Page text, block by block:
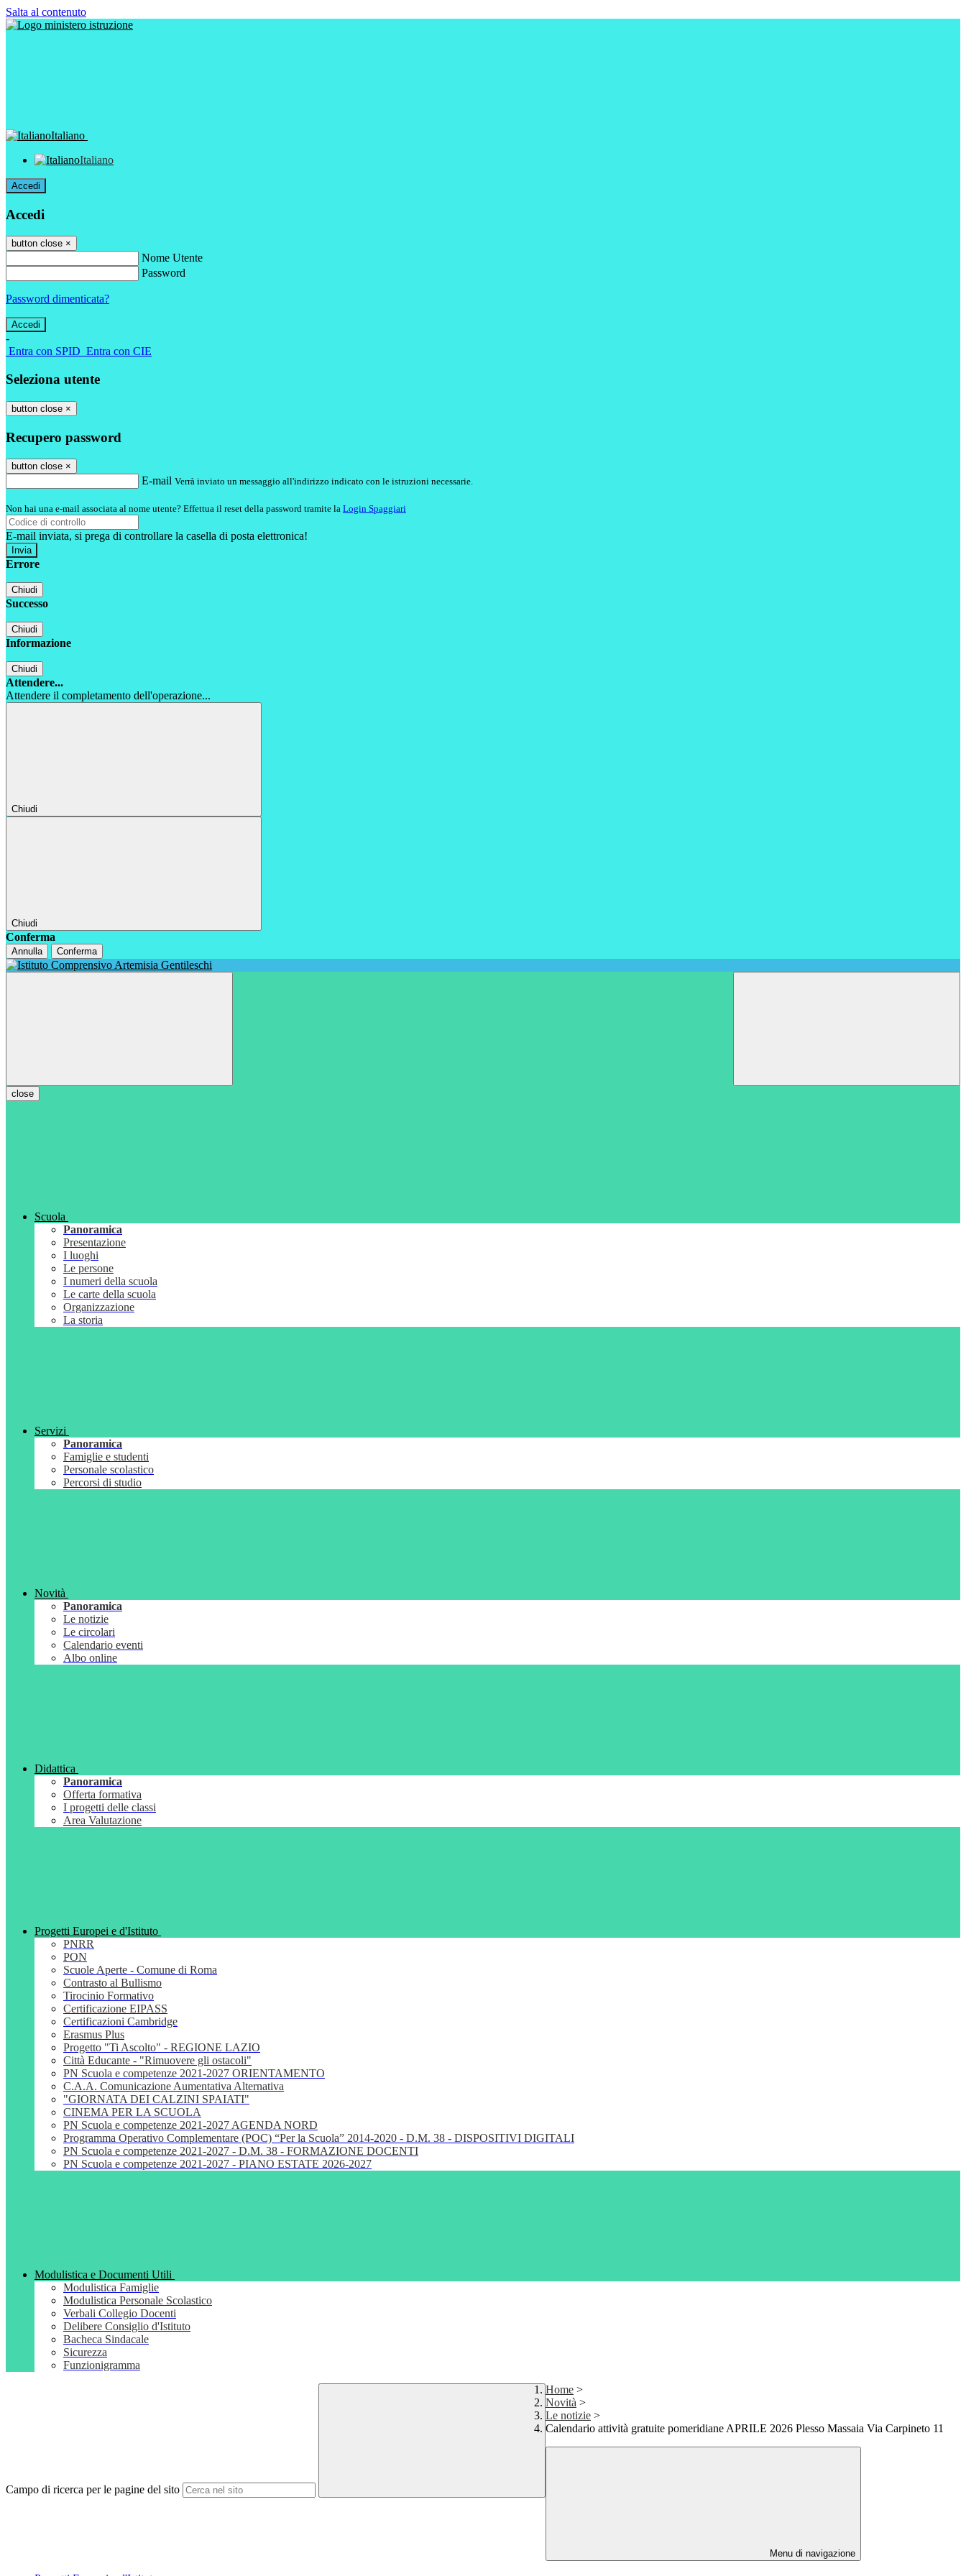
Salta al contenuto
Italiano
Italiano
Accedi
Accedi
button close ×
Nome Utente
Password
Password dimenticata?
-
Entra con SPID Entra con CIE
Seleziona utente
button close ×
Recupero password
button close ×
E-mail Verrà inviato un messaggio all'indirizzo indicato con le istruzioni necessarie.
Non hai una e-mail associata al nome utente? Effettua il reset della password tramite la Login Spaggiari
E-mail inviata, si prega di controllare la casella di posta elettronica!
Errore
Chiudi
Successo
Chiudi
Informazione
Chiudi
Attendere...
Attendere il completamento dell'operazione...
Chiudi
Chiudi
Conferma
Annulla Conferma
close
Scuola
Panoramica
Presentazione
I luoghi
Le persone
I numeri della scuola
Le carte della scuola
Organizzazione
La storia
Servizi
Panoramica
Famiglie e studenti
Personale scolastico
Percorsi di studio
Novità
Panoramica
Le notizie
Le circolari
Calendario eventi
Albo online
Didattica
Panoramica
Offerta formativa
I progetti delle classi
Area Valutazione
Progetti Europei e d'Istituto
PNRR
PON
Scuole Aperte - Comune di Roma
Contrasto al Bullismo
Tirocinio Formativo
Certificazione EIPASS
Certificazioni Cambridge
Erasmus Plus
Progetto "Ti Ascolto" - REGIONE LAZIO
Città Educante - "Rimuovere gli ostacoli"
PN Scuola e competenze 2021-2027 ORIENTAMENTO
C.A.A. Comunicazione Aumentativa Alternativa
"GIORNATA DEI CALZINI SPAIATI"
CINEMA PER LA SCUOLA
PN Scuola e competenze 2021-2027 AGENDA NORD
Programma Operativo Complementare (POC) “Per la Scuola” 2014-2020 - D.M. 38 - DISPOSITIVI DIGITALI
PN Scuola e competenze 2021-2027 - D.M. 38 - FORMAZIONE DOCENTI
PN Scuola e competenze 2021-2027 - PIANO ESTATE 2026-2027
Modulistica e Documenti Utili
Modulistica Famiglie
Modulistica Personale Scolastico
Verbali Collegio Docenti
Delibere Consiglio d'Istituto
Bacheca Sindacale
Sicurezza
Funzionigramma
Campo di ricerca per le pagine del sito
Home >
Novità >
Le notizie >
Calendario attività gratuite pomeridiane APRILE 2026 Plesso Massaia Via Carpineto 11
Menu di navigazione